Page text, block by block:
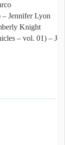
– Jennifer Lyon
Knight
– vol. 01) –